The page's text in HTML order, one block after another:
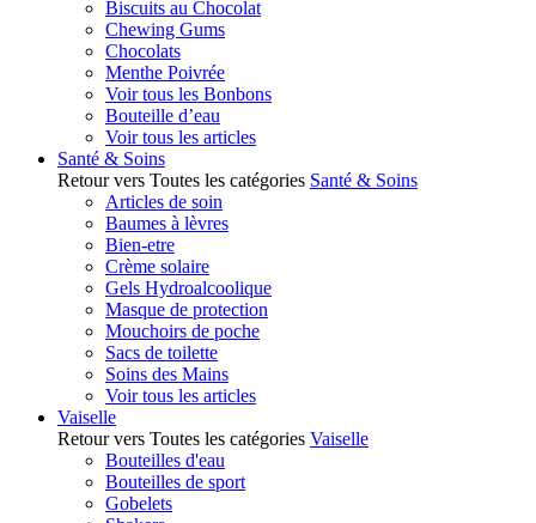
Biscuits au Chocolat
Chewing Gums
Chocolats
Menthe Poivrée
Voir tous les Bonbons
Bouteille d’eau
Voir tous les articles
Santé & Soins
Retour vers Toutes les catégories Santé & Soins
Articles de soin
Baumes à lèvres
Bien-etre
Crème solaire
Gels Hydroalcoolique
Masque de protection
Mouchoirs de poche
Sacs de toilette
Soins des Mains
Voir tous les articles
Vaiselle
Retour vers Toutes les catégories Vaiselle
Bouteilles d'eau
Bouteilles de sport
Gobelets